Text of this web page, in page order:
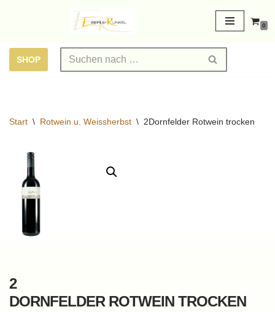
Inhalt
0
SHOP
Start \ Rotwein u. Weissherbst \ 2Dornfelder Rotwein trocken
2
DORNFELDER ROTWEIN TROCKEN